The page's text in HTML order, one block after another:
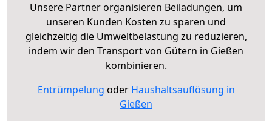
Unsere Partner organisieren Beiladungen, um
unseren Kunden Kosten zu sparen und
gleichzeitig die Umweltbelastung zu reduzieren,
indem wir den Transport von Gütern in Gießen
kombinieren.
Entrümpelung oder Haushaltsauflösung in
Gießen